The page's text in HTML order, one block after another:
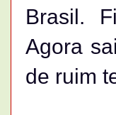
Brasil.
Agora
de ruim